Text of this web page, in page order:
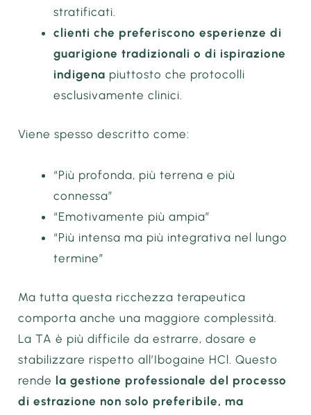
stratificati.
clienti che preferiscono esperienze di
guarigione tradizionali o di ispirazione
indigena piuttosto che protocolli
esclusivamente clinici.
Viene spesso descritto come:
“Più profonda, più terrena e più
connessa”
“Emotivamente più ampia”
“Più intensa ma più integrativa nel lungo
termine”
Ma tutta questa ricchezza terapeutica
comporta anche una maggiore complessità.
La TA è più difficile da estrarre, dosare e
stabilizzare rispetto all’Ibogaine HCl. Questo
rende la gestione professionale del processo
di estrazione non solo preferibile, ma